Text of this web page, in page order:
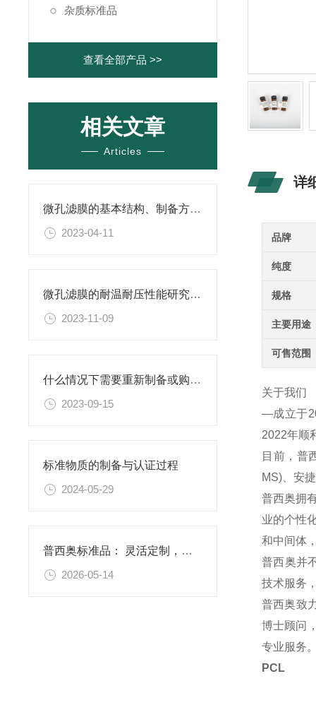
杂质标准品
查看全部产品 >>
相关文章
Articles
微孔滤膜的基本结构、制备方法、性能特点以及应用领域
2023-04-11
微孔滤膜的耐温耐压性能研究及其应用
2023-11-09
什么情况下需要重新制备或购置新的乙二胺四乙酸二钠滴定溶液标准物质？
2023-09-15
标准物质的制备与认证过程
2024-05-29
普西奥标准品： 灵活定制，满足特殊需求
2026-05-14
详
品牌
纯度
规格
主要用途
可售范围
关于我们
—成立于
2022年顺
目前，普
MS)、安
普西奥拥
业的个性
和中间体
普西奥并
技术服务
普西奥致
博士顾问
专业服务
PCL